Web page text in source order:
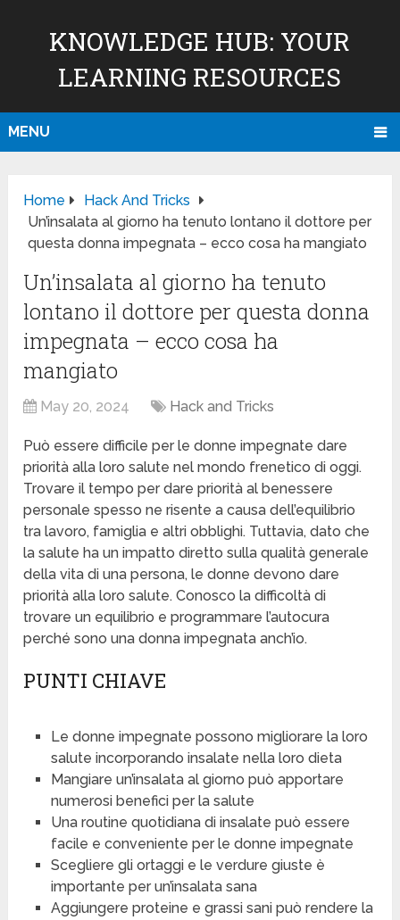
KNOWLEDGE HUB: YOUR
LEARNING RESOURCES
MENU
Home
Hack And Tricks
Un’insalata al giorno ha tenuto lontano il dottore per
questa donna impegnata – ecco cosa ha mangiato
Un’insalata al giorno ha tenuto
lontano il dottore per questa donna
impegnata – ecco cosa ha
mangiato
May 20, 2024 Hack and Tricks
Può essere difficile per le donne impegnate dare
priorità alla loro salute nel mondo frenetico di oggi.
Trovare il tempo per dare priorità al benessere
personale spesso ne risente a causa dell’equilibrio
tra lavoro, famiglia e altri obblighi. Tuttavia, dato che
la salute ha un impatto diretto sulla qualità generale
della vita di una persona, le donne devono dare
priorità alla loro salute. Conosco la difficoltà di
trovare un equilibrio e programmare l’autocura
perché sono una donna impegnata anch’io.
PUNTI CHIAVE
Le donne impegnate possono migliorare la loro
salute incorporando insalate nella loro dieta
Mangiare un’insalata al giorno può apportare
numerosi benefici per la salute
Una routine quotidiana di insalate può essere
facile e conveniente per le donne impegnate
Scegliere gli ortaggi e le verdure giuste è
importante per un’insalata sana
Aggiungere proteine e grassi sani può rendere la